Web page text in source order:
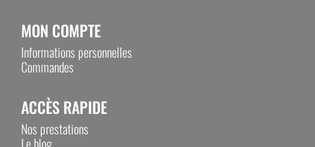
MON COMPTE
Informations personnelles
Commandes
ACCÈS RAPIDE
Nos prestations
Le blog